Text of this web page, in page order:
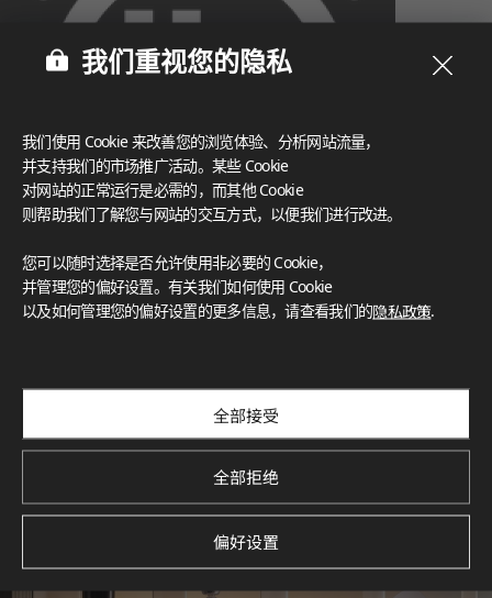
What These Certifications Mean
灵感画廊
我们重视您的隐私
我们使用 Cookie 来改善您的浏览体验、分析网站流量，
并支持我们的市场推广活动。某些 Cookie
对网站的正常运行是必需的，而其他 Cookie
则帮助我们了解您与网站的交互方式，以便我们进行改进。
您可以随时选择是否允许使用非必要的 Cookie，
并管理您的偏好设置。有关我们如何使用 Cookie
以及如何管理您的偏好设置的更多信息，请查看我们的隐私政策.
全部接受
全部拒绝
偏好设置